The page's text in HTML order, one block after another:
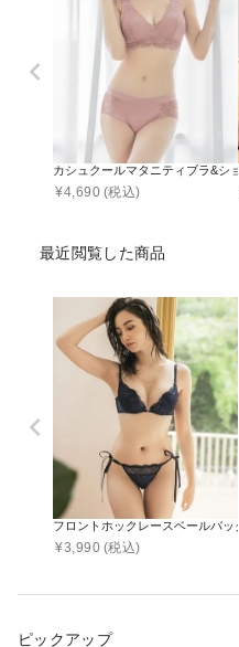
カシュクールマタニティブラ&シ
¥4,690 (税込)
最近閲覧した商品
フロントホックレースベールバッ
¥3,990 (税込)
ピックアップ